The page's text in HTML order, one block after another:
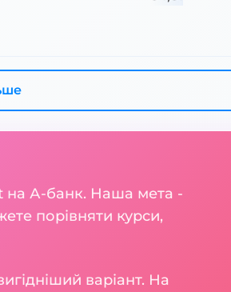
на А-банк. Наша мета -
порівняти курси,
варіант. На